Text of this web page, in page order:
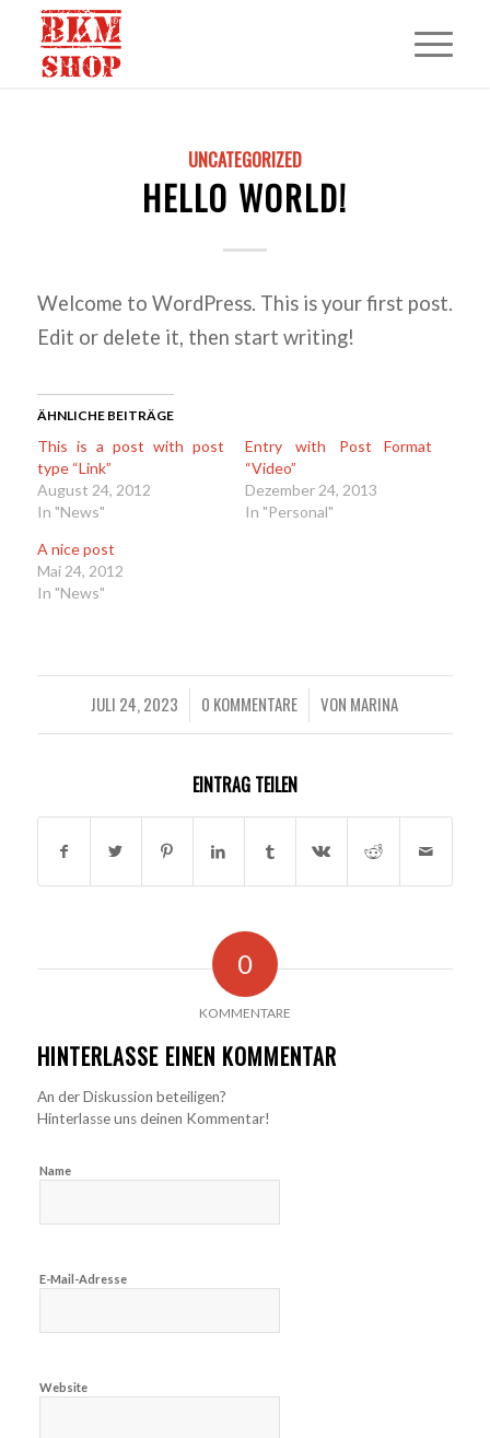
UNCATEGORIZED
HELLO WORLD!
Welcome to WordPress. This is your first post.
Edit or delete it, then start writing!
ÄHNLICHE BEITRÄGE
This is a post with post
type “Link”
August 24, 2012
In "News"
Entry with Post Format
“Video”
Dezember 24, 2013
In "Personal"
A nice post
Mai 24, 2012
In "News"
JULI 24, 2023
/ 0 KOMMENTARE
/ VON MARINA
EINTRAG TEILEN
0
KOMMENTARE
HINTERLASSE EINEN KOMMENTAR
An der Diskussion beteiligen?
Hinterlasse uns deinen Kommentar!
Name
E-Mail-Adresse
Website